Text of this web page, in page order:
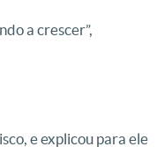
a crescer”,
e explicou para ele